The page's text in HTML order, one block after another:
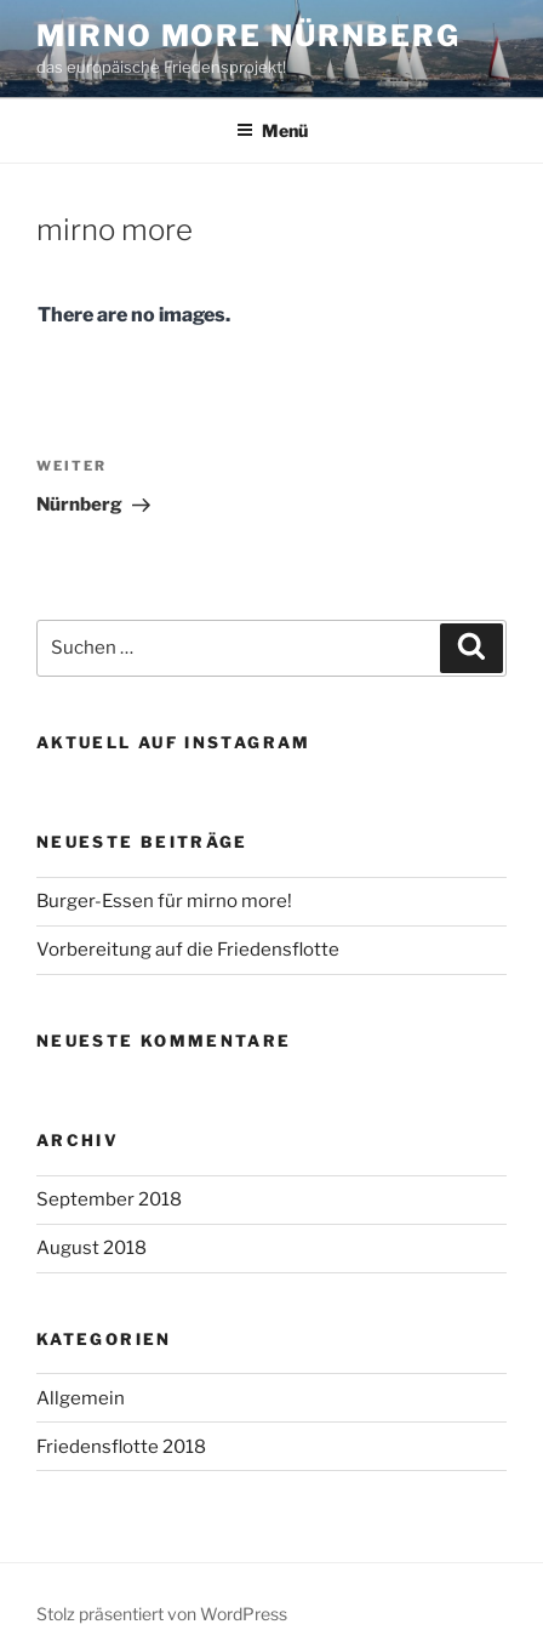
Inhalt
springen
MIRNO MORE NÜRNBERG
das europäische Friedensprojekt!
Menü
mirno more
There are no images.
Nächster
Beitrag
WEITER
Nürnberg
nach:
AKTUELL AUF INSTAGRAM
NEUESTE BEITRÄGE
Burger-Essen für mirno more!
Vorbereitung auf die Friedensflotte
NEUESTE KOMMENTARE
ARCHIV
September 2018
August 2018
KATEGORIEN
Allgemein
Friedensflotte 2018
Stolz präsentiert von WordPress